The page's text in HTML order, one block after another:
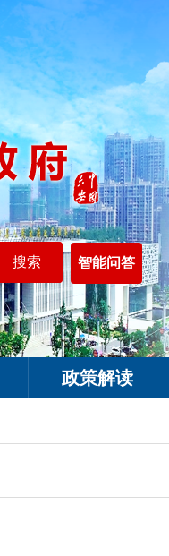
智能问答
政策解读